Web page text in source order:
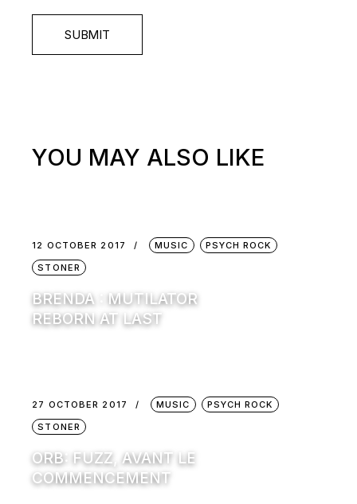
SUBMIT
YOU MAY ALSO LIKE
12 OCTOBER 2017 MUSIC
PSYCH ROCK
STONER
BRENDA : MUTILATOR
REBORN AT LAST
27 OCTOBER 2017 MUSIC
PSYCH ROCK
STONER
ORB: FUZZ, AVANT LE
COMMENCEMENT